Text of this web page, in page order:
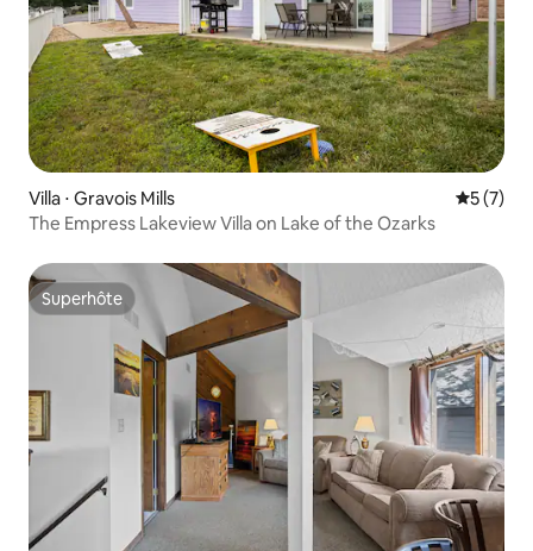
Villa ⋅ Gravois Mills
5 (7)
The Empress Lakeview Villa on Lake of the Ozarks
Superhôte
Superhôte